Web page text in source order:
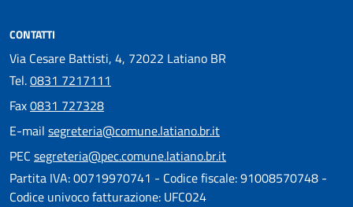
CONTATTI
Via Cesare Battisti, 4, 72022 Latiano BR
Tel.0831 7217111
Fax0831 727328
E-mail segreteria@comune.latiano.br.it
PEC segreteria@pec.comune.latiano.br.it
Partita IVA: 00719970741 - Codice fiscale: 91008570748 -
Codice univoco fatturazione: UFC024